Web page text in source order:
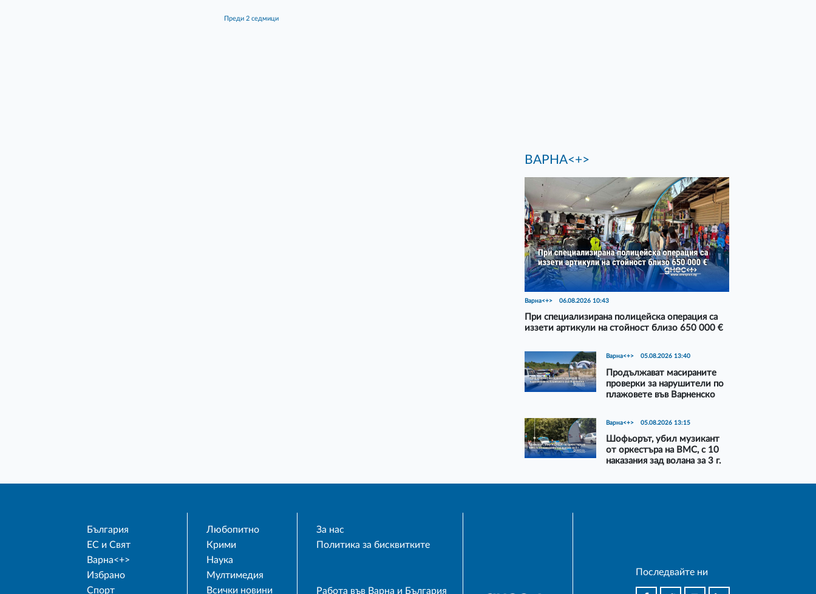
преди 2 седмици
ВАРНА<+>
Варна<+> 06.08.2026 10:43
При специализирана полицейска операция са
иззети артикули на стойност близо 650 000 €
Варна<+> 05.08.2026 13:40
Продължават масираните
проверки за нарушители по
плажовете във Варненско
Варна<+> 05.08.2026 13:15
Шофьорът, убил музикант
от оркестъра на ВМС, с 10
наказания зад волана за 3 г.
България
ЕС и Свят
Варна<+>
Избрано
Спорт
Любопитно
Крими
Наука
Мултимедия
Всички новини
За нас
Политика за бисквитките
Работа във Варна и България
Последвайте ни